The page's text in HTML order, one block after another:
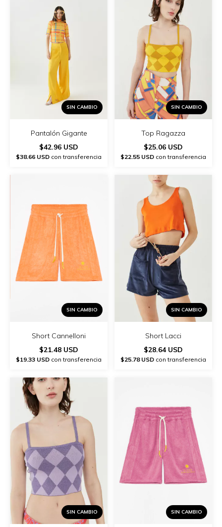
SIN CAMBIO
Pantalón Gigante
$42.96 USD
$38.66 USD con transferencia
SIN CAMBIO
Top Ragazza
$25.06 USD
$22.55 USD con transferencia
SIN CAMBIO
Short Cannelloni
$21.48 USD
$19.33 USD con transferencia
SIN CAMBIO
Short Lacci
$28.64 USD
$25.78 USD con transferencia
SIN CAMBIO SIN CAMBIO